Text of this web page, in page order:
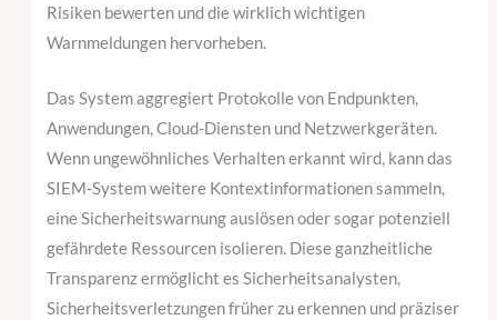
Risiken bewerten und die wirklich wichtigen
Warnmeldungen hervorheben.
Das System aggregiert Protokolle von Endpunkten,
Anwendungen, Cloud-Diensten und Netzwerkgeräten.
Wenn ungewöhnliches Verhalten erkannt wird, kann das
SIEM-System weitere Kontextinformationen sammeln,
eine Sicherheitswarnung auslösen oder sogar potenziell
gefährdete Ressourcen isolieren. Diese ganzheitliche
Transparenz ermöglicht es Sicherheitsanalysten,
Sicherheitsverletzungen früher zu erkennen und präziser